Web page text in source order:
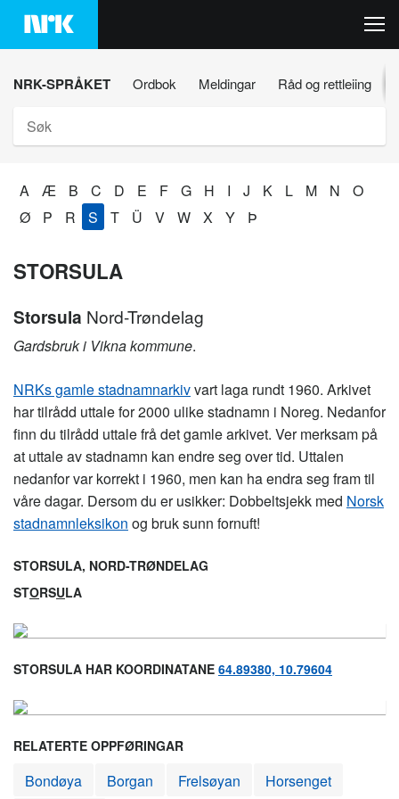
Hopp
innhaldet
NRK-SPRÅKET Ordbok Meldingar Råd og rettleiing
A Æ B C D E F G H I J K L M N
O
Ø
P R S T Ü V W X Y Þ
STORSULA
Storsula Nord-Trøndelag
Gardsbruk i Vikna kommune.
NRKs gamle stadnamnarkivvart laga rundt 1960. Arkivet
har tilrådd uttale for 2000 ulike stadnamn i Noreg. Nedanfor
finn du tilrådd uttale frå det gamle arkivet. Ver merksam på
at uttale av stadnamn kan endre seg over tid. Uttalen
nedanfor var korrekt i 1960, men kan ha endra seg fram til
våre dagar. Dersom du er usikker: Dobbeltsjekk med Norsk
stadnamnleksikon og bruk sunn fornuft!
STORSULA, NORD-TRØNDELAG
STORSULA
STORSULA HAR KOORDINATANE 64.89380, 10.79604
RELATERTE OPPFØRINGAR
Bondøya Borgan Frelsøyan Horsenget